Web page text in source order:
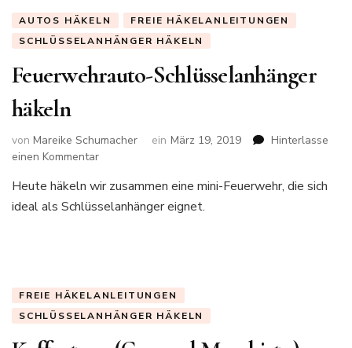
AUTOS HÄKELN
FREIE HÄKELANLEITUNGEN
SCHLÜSSELANHÄNGER HÄKELN
Feuerwehrauto-Schlüsselanhänger
häkeln
von Mareike Schumacher ein März 19, 2019
Hinterlasse
einen Kommentarzu
Schlüsselanhänger
häkeln
Heute häkeln wir zusammen eine mini-Feuerwehr, die sich
ideal als Schlüsselanhänger eignet.
FREIE HÄKELANLEITUNGEN
SCHLÜSSELANHÄNGER HÄKELN